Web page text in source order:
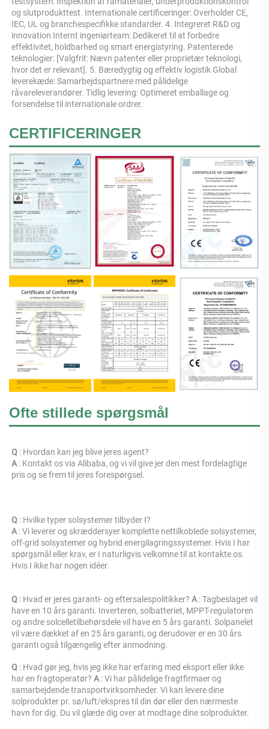
og slutprodukttest. Internationale certificeringer: Overholder CE,
IEC, UL og branchespecifikke standarder. 4. Integreret R&D og
innovation Internt ingeniørteam: Dedikeret til at forbedre
effektivitet, holdbarhed og smart energistyring. Patenterede
teknologier: [Valgfrit: Nævn patenter eller proprietær teknologi,
hvor det er relevant]. 5. Bæredygtig og effektiv logistik Global
leverekæde: Samarbejdspartnere med pålidelige
råvareleverandører. Tidlig levering: Optimeret emballage og
forsendelse til internationale ordrer.
CERTIFICERINGER
Ofte stillede spørgsmål
Q : Hvordan kan jeg blive jeres agent?
A : Kontakt os via Alibaba, og vi vil give jer den mest fordelagtige
pris og se frem til jeres forespørgsel.
Q : Hvilke typer solsystemer tilbyder I?
A : Vi leverer og skræddersyer komplette nettilkoblede solsystemer,
off-grid solsystemer og hybrid energilagringssystemer. Hvis I har
spørgsmål eller krav, er I naturligvis velkomne til at kontakte os.
Hvis I ikke har nogen idéer.
Q : Hvad er jeres garanti- og eftersalespolitikker? A : Tagbeslaget vil
have en 10 års garanti. Inverteren, solbatteriet, MPPT-regulatoren
og andre solcelletilbehørsdele vil have en 5 års garanti. Solpanelet
vil være dækket af en 25 års garanti, og derudover er en 30 års
garanti også tilgængelig efter anmodning.
Q : Hvad gør jeg, hvis jeg ikke har erfaring med eksport eller ikke
har en fragtoperatør? A : Vi har pålidelige fragtfirmaer og
samarbejdende transportvirksomheder. Vi kan levere dine
solprodukter pr. sø/luft/ekspres til din dør eller den nærmeste
havn for dig. Du vil glæde dig over at modtage dine solprodukter.